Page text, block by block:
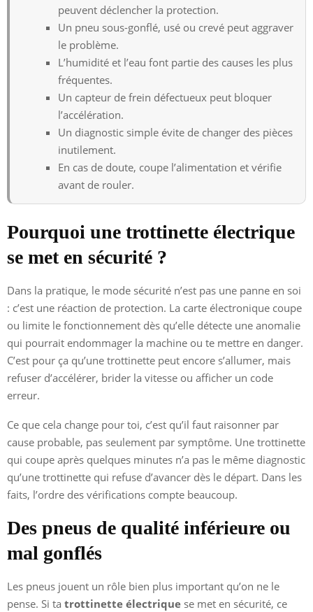
peuvent déclencher la protection.
Un pneu sous-gonflé, usé ou crevé peut aggraver
le problème.
L’humidité et l’eau font partie des causes les plus
fréquentes.
Un capteur de frein défectueux peut bloquer
l’accélération.
Un diagnostic simple évite de changer des pièces
inutilement.
En cas de doute, coupe l’alimentation et vérifie
avant de rouler.
Pourquoi une trottinette électrique
se met en sécurité ?
Dans la pratique, le mode sécurité n’est pas une panne en soi
: c’est une réaction de protection. La carte électronique coupe
ou limite le fonctionnement dès qu’elle détecte une anomalie
qui pourrait endommager la machine ou te mettre en danger.
C’est pour ça qu’une trottinette peut encore s’allumer, mais
refuser d’accélérer, brider la vitesse ou afficher un code
erreur.
Ce que cela change pour toi, c’est qu’il faut raisonner par
cause probable, pas seulement par symptôme. Une trottinette
qui coupe après quelques minutes n’a pas le même diagnostic
qu’une trottinette qui refuse d’avancer dès le départ. Dans les
faits, l’ordre des vérifications compte beaucoup.
Des pneus de qualité inférieure ou
mal gonflés
Les pneus jouent un rôle bien plus important qu’on ne le
pense. Si ta trottinette électrique se met en sécurité, ce